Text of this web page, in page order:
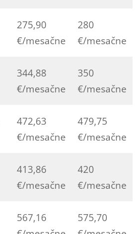
275,90
€/mesačne
280
€/mesačne
344,88
€/mesačne
350
€/mesačne
472,63
€/mesačne
479,75
€/mesačne
413,86
€/mesačne
420
€/mesačne
567,16
575,70